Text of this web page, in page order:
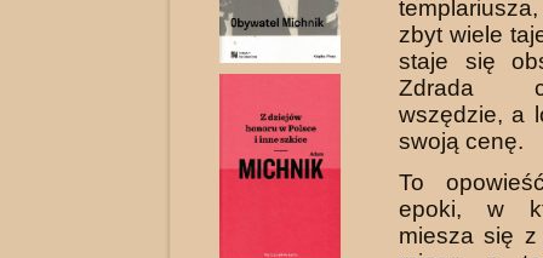
zbyt wiele
staje się
Zdrada
wszędzie, a
swoją cenę.
To
epoki, w
miesza się z